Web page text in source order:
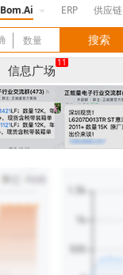
Bom.Ai ERP 供应链
信息广场
11